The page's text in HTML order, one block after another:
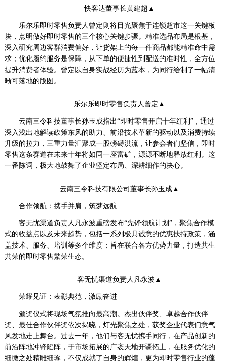
快客达董事长黄建超▲
乐尔乐即时零售负责人曾定则将目光聚焦于连锁超市这一关键板
块，点明做好即时零售的三个核心关键步骤。精准选品布局是根基，
深入研究周边客群消费偏好，让货架上的每一件商品都能精准命中需
求；优化履约服务是保障，从下单的便捷性到配送的准时性，全方位
提升消费者体验。曾定以自身实战经历为蓝本，为同行绘制了一幅清
晰可落地的版图。
乐尔乐即时零售负责人曾定▲
云南三令科技董事长孙玉成指出“即时零售开启十年红利”，通过
深入浅出地解读政策东风的助力、前沿技术革新的驱动以及消费持续
升级的拉力，三重力量汇聚成一股磅礴洪流，让参会者们坚信，即时
零售这条赛道在未来十年将如同一座富矿，源源不断地释放红利。这
一番陈词，极大地鼓舞了企业坚定布局、深耕细作的决心。
云南三令科技有限公司董事长孙玉成▲
合作领航：携手并肩，筑梦远航
客无忧渠道负责人凡永波重磅发布“先锋领航计划”，聚焦合作模
式的收益点以及未来趋势，包括一系列极具诚意的优惠扶持政策，涵
盖技术、服务、培训等多个维度；旨在联合各方优势力量，打造共生
共荣的即时零售繁荣生态。
客无忧渠道负责人凡永波▲
荣耀见证：表彰典范，激励奋进
颁奖仪式将现场气氛推向最高潮。杰出伙伴奖、卓越合作伙伴
奖、最佳合作伙伴奖依次揭晓，灯光聚焦之处，获奖企业代表们意气
风发地走上舞台。过去一年，他们与客无忧携手同行，在产品创新的
前沿阵地冲锋陷阵，于市场拓展的广袤天地开疆拓土，在服务优化的
细微之处精雕细琢，不仅成就了自身的辉煌，更为即时零售行业的蓬